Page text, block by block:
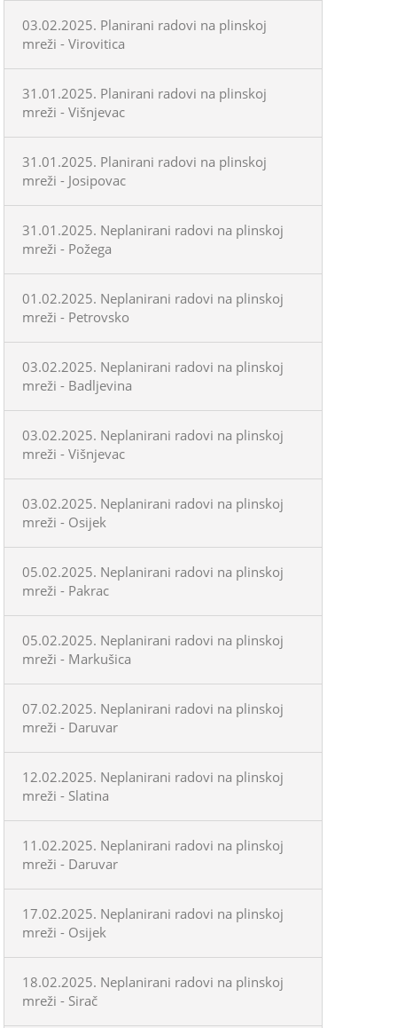
03.02.2025. Planirani radovi na plinskoj
mreži - Virovitica
31.01.2025. Planirani radovi na plinskoj
mreži - Višnjevac
31.01.2025. Planirani radovi na plinskoj
mreži - Josipovac
31.01.2025. Neplanirani radovi na plinskoj
mreži - Požega
01.02.2025. Neplanirani radovi na plinskoj
mreži - Petrovsko
03.02.2025. Neplanirani radovi na plinskoj
mreži - Badljevina
03.02.2025. Neplanirani radovi na plinskoj
mreži - Višnjevac
03.02.2025. Neplanirani radovi na plinskoj
mreži - Osijek
05.02.2025. Neplanirani radovi na plinskoj
mreži - Pakrac
05.02.2025. Neplanirani radovi na plinskoj
mreži - Markušica
07.02.2025. Neplanirani radovi na plinskoj
mreži - Daruvar
12.02.2025. Neplanirani radovi na plinskoj
mreži - Slatina
11.02.2025. Neplanirani radovi na plinskoj
mreži - Daruvar
17.02.2025. Neplanirani radovi na plinskoj
mreži - Osijek
18.02.2025. Neplanirani radovi na plinskoj
mreži - Sirač